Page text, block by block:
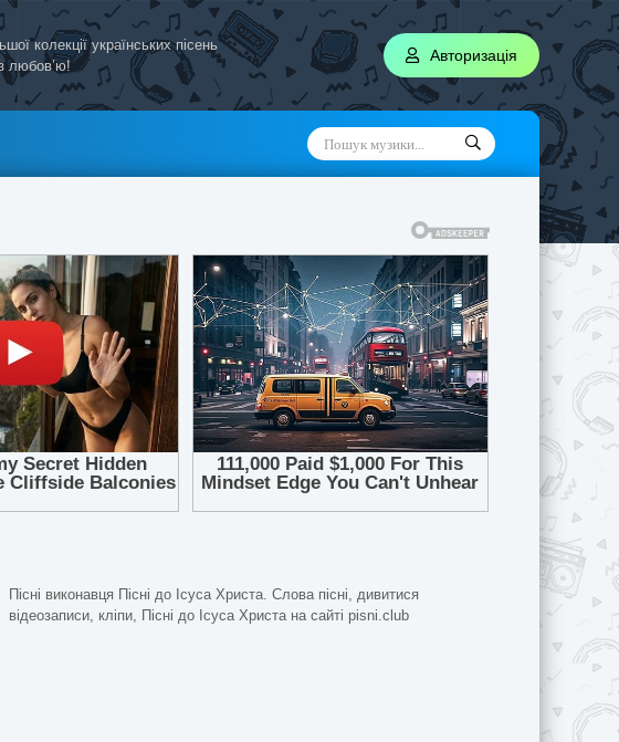
колекції українських пісень
любов’ю!
Авторизація
Пісні виконавця Пісні до Ісуса Христа. Слова пісні, дивитися
відеозаписи, кліпи, Пісні до Ісуса Христа на сайті pisni.club